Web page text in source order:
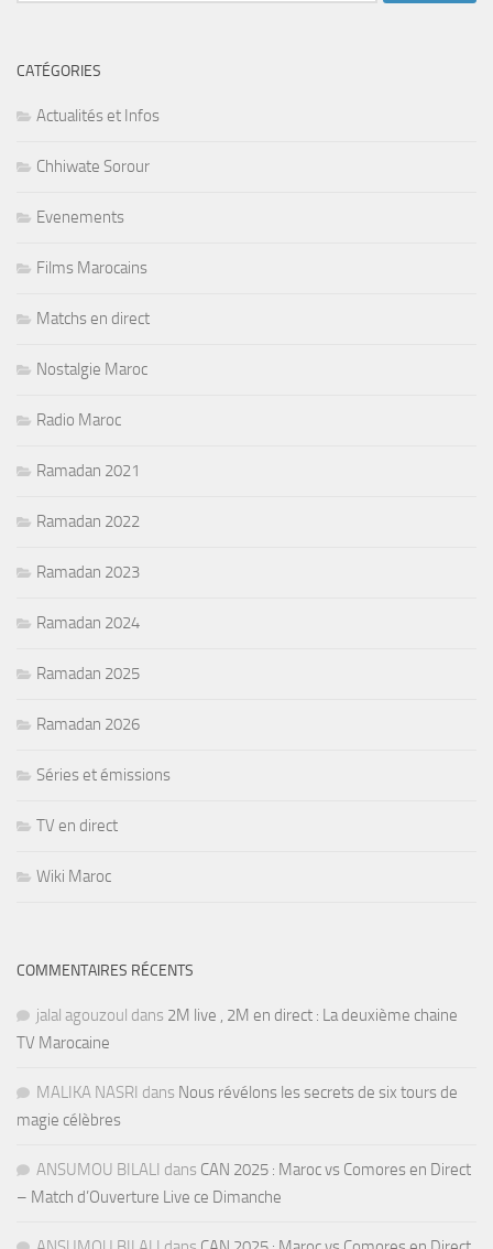
CATÉGORIES
Actualités et Infos
Chhiwate Sorour
Evenements
Films Marocains
Matchs en direct
Nostalgie Maroc
Radio Maroc
Ramadan 2021
Ramadan 2022
Ramadan 2023
Ramadan 2024
Ramadan 2025
Ramadan 2026
Séries et émissions
TV en direct
Wiki Maroc
COMMENTAIRES RÉCENTS
jalal agouzoul dans 2M live , 2M en direct : La deuxième chaine
TV Marocaine
MALIKA NASRI dans Nous révélons les secrets de six tours de
magie célèbres
ANSUMOU BILALI dans CAN 2025 : Maroc vs Comores en Direct
– Match d’Ouverture Live ce Dimanche